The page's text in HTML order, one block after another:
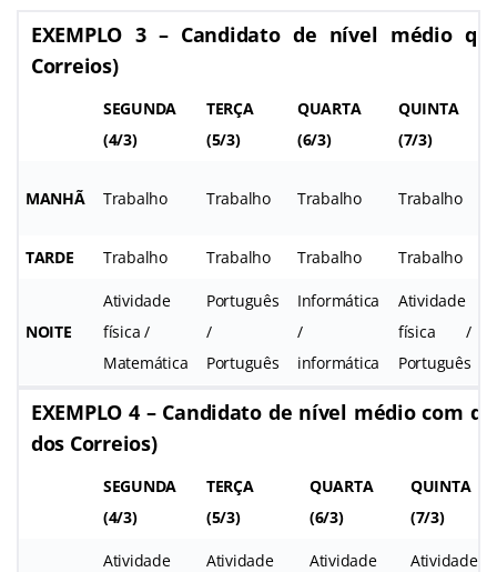
EXEMPLO 3 – Candidato de nível médio
Correios)
SEGUNDA
(4/3)
TERÇA
(5/3)
QUARTA
(6/3)
QUINTA
(7/3)
MANHÃ Trabalho Trabalho Trabalho Trabalho
TARDE Trabalho Trabalho Trabalho Trabalho
NOITE
Atividade
física /
Matemática
Português
/
Português
Informática
/
informática
Atividade
física /
Português
EXEMPLO 4 – Candidato de nível médio com
dos Correios)
SEGUNDA
(4/3)
TERÇA
(5/3)
QUARTA
(6/3)
QUINTA
(7/3)
Atividade
Atividade
Atividade
Atividade